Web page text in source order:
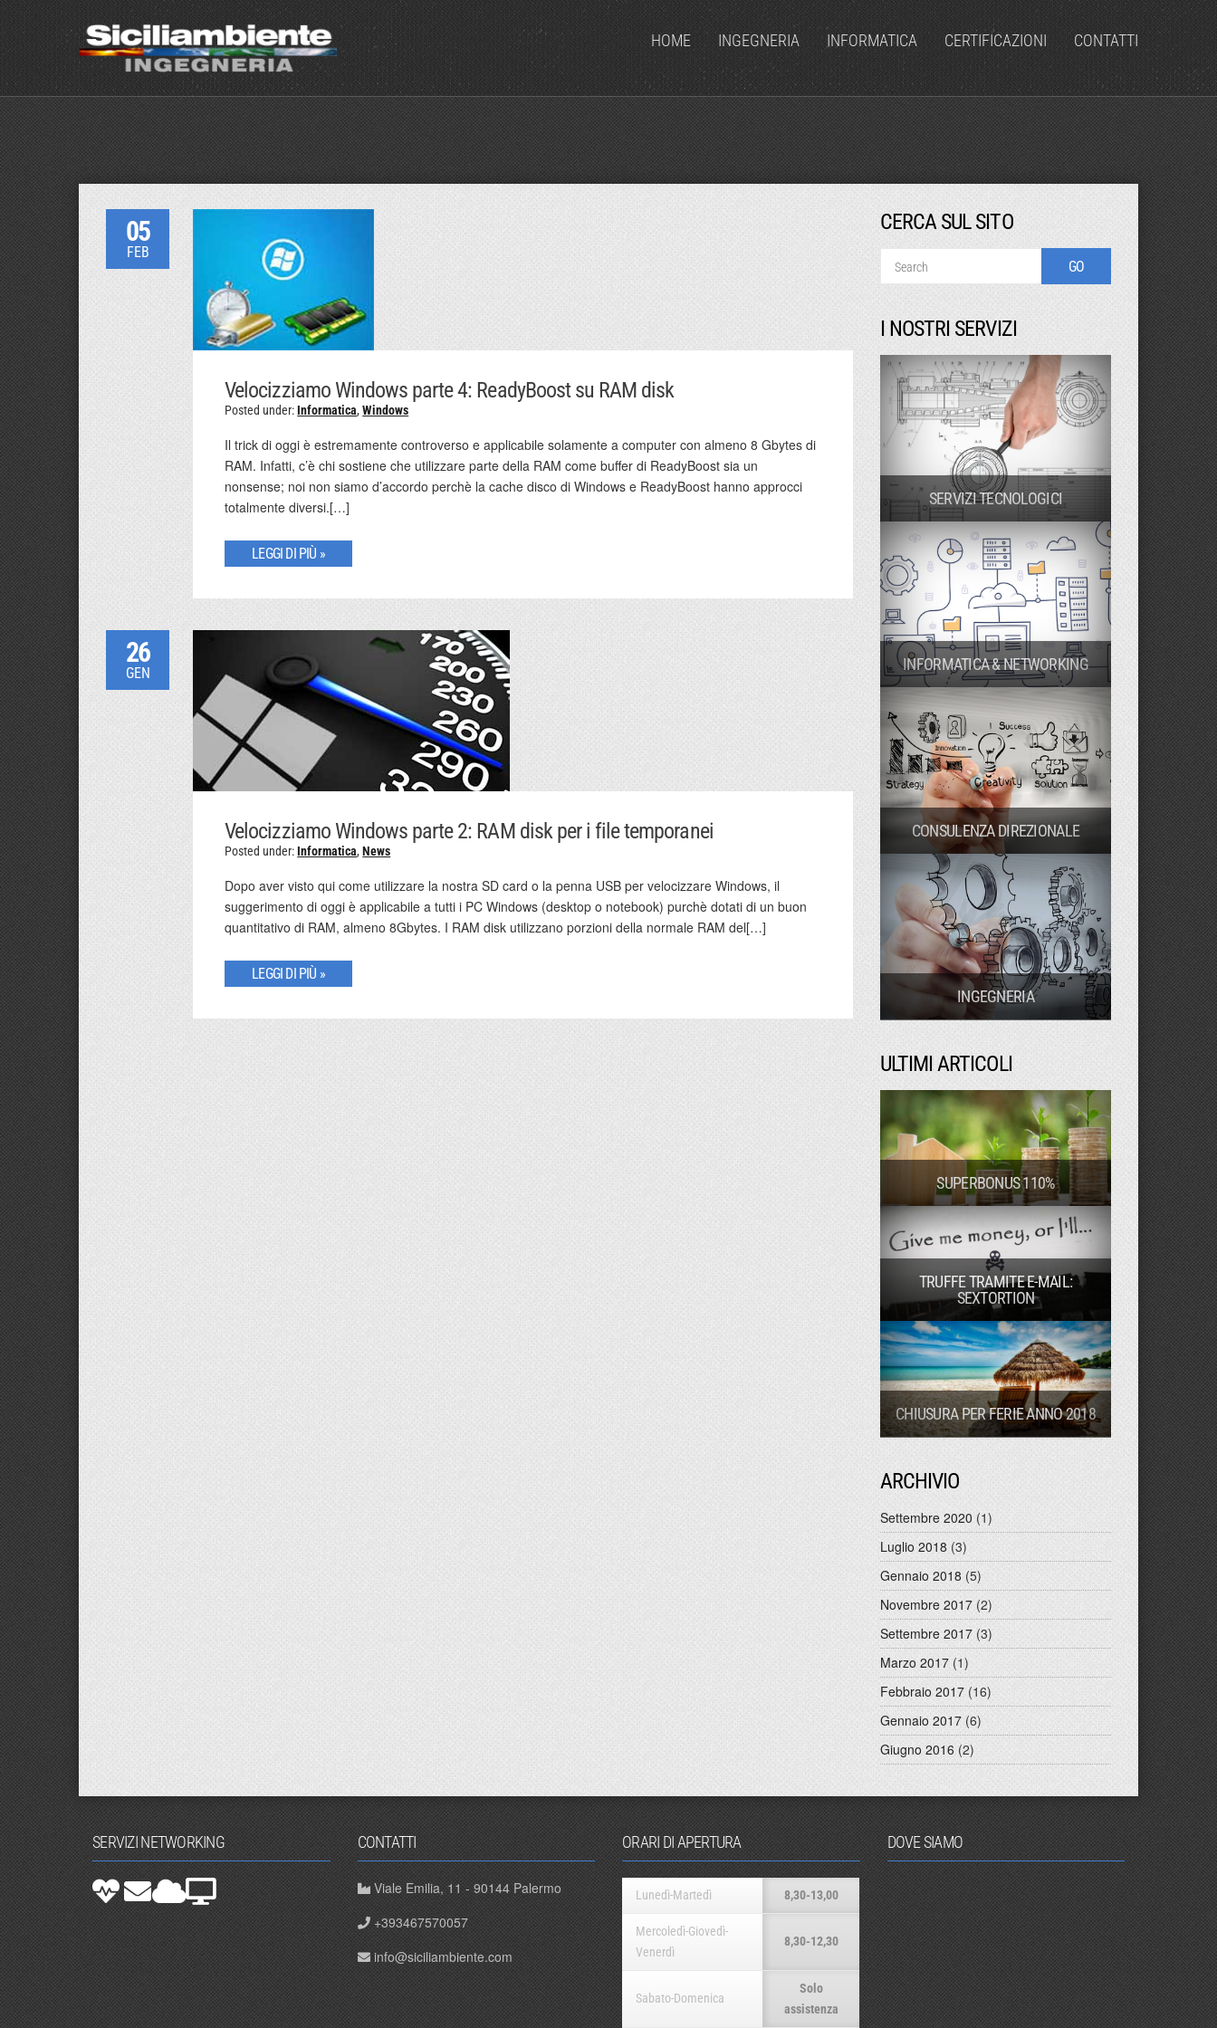
HOME INGEGNERIA INFORMATICA CERTIFICAZIONI CONTATTI
05
FEB
Velocizziamo Windows parte 4: ReadyBoost su RAM disk
Posted under:Informatica,Windows
Il trick di oggi è estremamente controverso e applicabile solamente a computer con almeno 8 Gbytes di
RAM. Infatti, c’è chi sostiene che utilizzare parte della RAM come buffer di ReadyBoost sia un
nonsense; noi non siamo d’accordo perchè la cache disco di Windows e ReadyBoost hanno approcci
totalmente diversi.[…]
LEGGI DI PIÙ »
26
GEN
Velocizziamo Windows parte 2: RAM disk per i file temporanei
Posted under:Informatica,News
Dopo aver visto qui come utilizzare la nostra SD card o la penna USB per velocizzare Windows, il
suggerimento di oggi è applicabile a tutti i PC Windows (desktop o notebook) purchè dotati di un buon
quantitativo di RAM, almeno 8Gbytes. I RAM disk utilizzano porzioni della normale RAM del[…]
LEGGI DI PIÙ »
CERCA SUL SITO
I NOSTRI SERVIZI
SERVIZI TECNOLOGICI
INFORMATICA & NETWORKING
CONSULENZA DIREZIONALE
INGEGNERIA
ULTIMI ARTICOLI
SUPERBONUS 110%
TRUFFE TRAMITE E-MAIL:
SEXTORTION
CHIUSURA PER FERIE ANNO 2018
ARCHIVIO
Settembre 2020 (1)
Luglio 2018 (3)
Gennaio 2018 (5)
Novembre 2017 (2)
Settembre 2017 (3)
Marzo 2017 (1)
Febbraio 2017 (16)
Gennaio 2017 (6)
Giugno 2016 (2)
SERVIZI NETWORKING CONTATTI
Viale Emilia, 11 - 90144 Palermo
+393467570057
info@siciliambiente.com
ORARI DI APERTURA
Lunedì-Martedì 8,30-13,00
Mercoledì-Giovedì-
Venerdì
8,30-12,30
Sabato-Domenica
Solo
assistenza
DOVE SIAMO